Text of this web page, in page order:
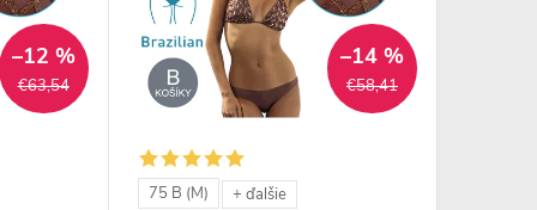
€63,54
–12 %
€58,41
–14 %
75 B (M) + ďalšie